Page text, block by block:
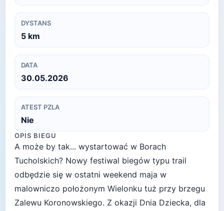
DYSTANS
5 km
DATA
30.05.2026
ATEST PZLA
Nie
OPIS BIEGU
A może by tak... wystartować w Borach
Tucholskich? Nowy festiwal biegów typu trail
odbędzie się w ostatni weekend maja w
malowniczo położonym Wielonku tuż przy brzegu
Zalewu Koronowskiego. Z okazji Dnia Dziecka, dla